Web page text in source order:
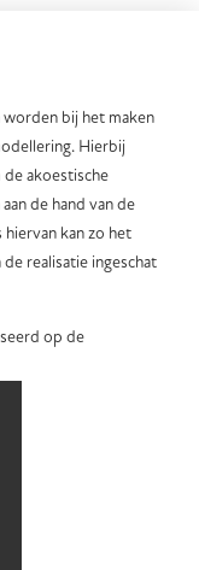
bij het maken
Hierbij
akoestische
de hand van de
hiervan kan zo het
realisatie ingeschat
op de